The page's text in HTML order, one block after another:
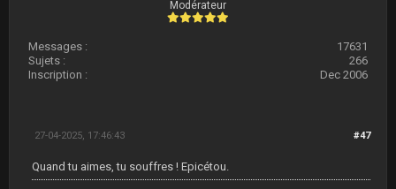
Modérateur
Messages :
17631
Sujets :
266
Inscription :
Dec 2006
#47
27-04-2025, 17:46:43
Quand tu aimes, tu souffres ! Epicétou.